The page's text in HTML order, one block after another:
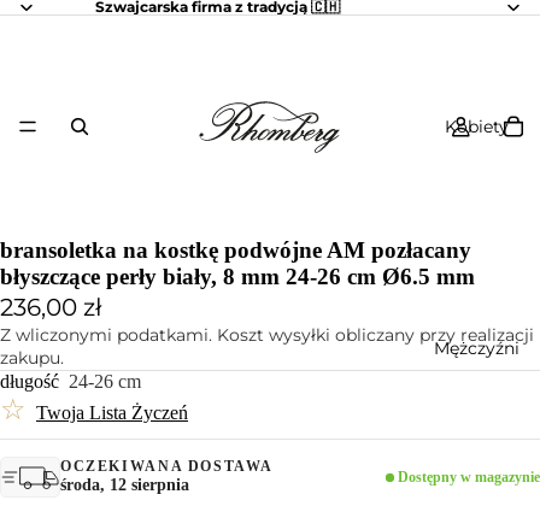
Szwajcarska firma z tradycją 🇨🇭
Kobiety
Mężczyźni
bransoletka na kostkę podwójne AM pozłacany
błyszczące perły biały, 8 mm 24-26 cm Ø6.5 mm
236,00 zł
Z wliczonymi podatkami. Koszt wysyłki obliczany przy realizacji
zakupu.
długość 24-26 cm
☆ Twoja Lista Życzeń
OCZEKIWANA DOSTAWA
środa, 12 sierpnia Dostępny w magazynie